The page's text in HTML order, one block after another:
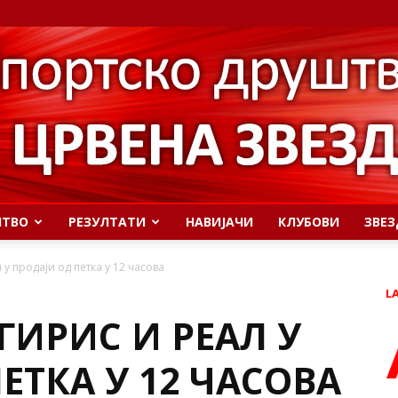
РЕЗУЛТАТИ НАВИЈАЧИ КЛУБОВИ
продаји од петка у 12 часова
И РЕАЛ У
У 12 ЧАСОВА